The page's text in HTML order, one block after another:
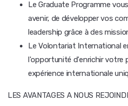
Le Graduate Programme
avenir, de développer vos
leadership grâce à des
Le Volontariat International
l'opportunité d'enrichir votre
expérience internationale
LES AVANTAGES A NOUS